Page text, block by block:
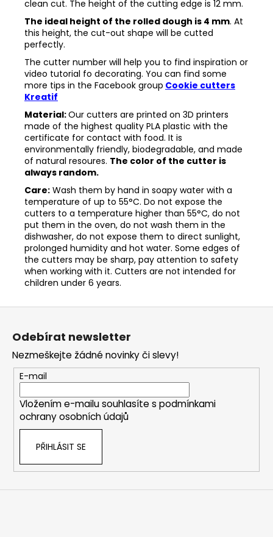
clean cut. The height of the cutting edge is 12 mm.
The ideal height of the rolled dough is 4 mm. At
this height, the cut-out shape will be cutted
perfectly.
The cutter number will help you to find inspiration or
video tutorial fo decorating. You can find some
more tips in the Facebook group Cookie cutters
Kreatif
Material:Our cutters are printed on 3D printers
made of the highest quality PLA plastic with the
certificate for contact with food. It is
environmentally friendly, biodegradable, and made
of natural resoures. The color of the cutter is
always random.
Care: Wash them by hand in soapy water with a
temperature of up to 55°C. Do not expose the
cutters to a temperature higher than 55°C, do not
put them in the oven, do not wash them in the
dishwasher, do not expose them to direct sunlight,
prolonged humidity and hot water. Some edges of
the cutters may be sharp, pay attention to safety
when working with it. Cutters are not intended for
children under 6 years.
Z
Odebírat newsletter
Nezmeškejte žádné novinky či slevy!
E-mail
Vložením e-mailu souhlasíte s podmínkami
ochrany osobních údajů
PŘIHLÁSIT SE